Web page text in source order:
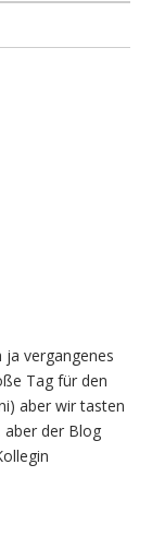
ja vergangenes
Tag für den
aber wir tasten
aber der Blog